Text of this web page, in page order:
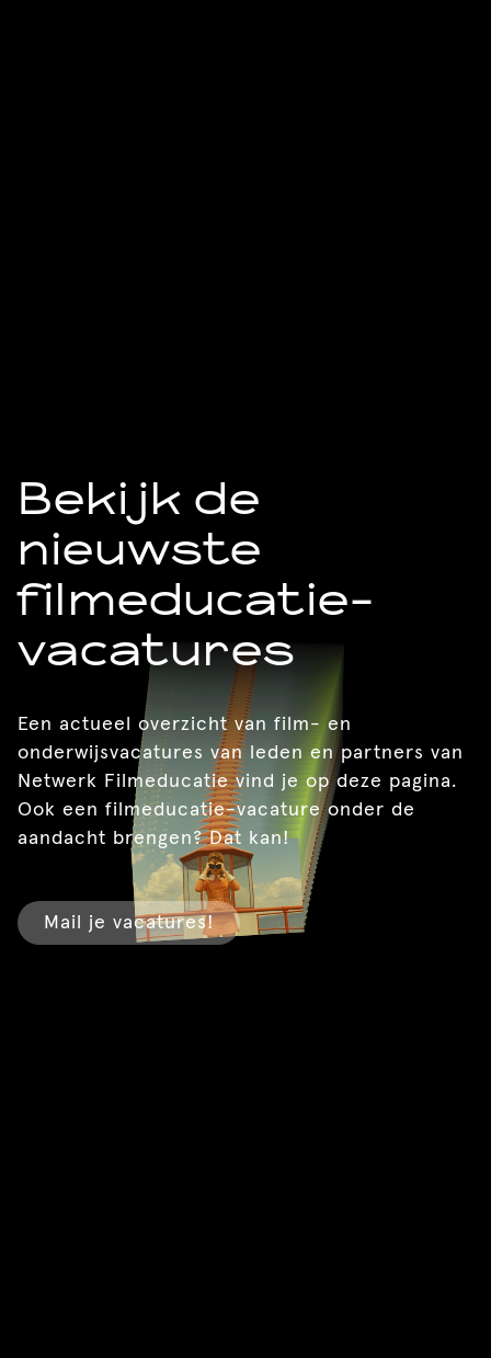
Bekijk de
nieuwste
filmeducatie-
vacatures
Een actueel overzicht van film- en
onderwijsvacatures van leden en partners van
Netwerk Filmeducatie vind je op deze pagina.
Ook een filmeducatie-vacature onder de
aandacht brengen? Dat kan!
Mail je vacatures!